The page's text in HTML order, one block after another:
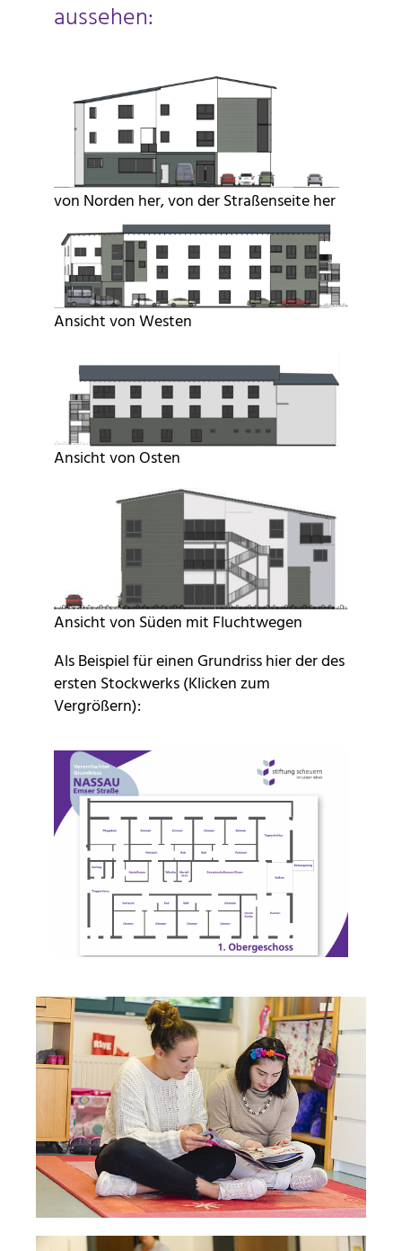
aussehen:
von Norden her, von der Straßenseite her
Ansicht von Westen
Ansicht von Osten
Ansicht von Süden mit Fluchtwegen
Als Beispiel für einen Grundriss hier der des
ersten Stockwerks (Klicken zum
Vergrößern):